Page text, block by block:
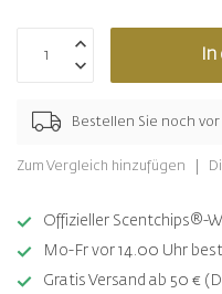
Bestellen Sie noch vor
Zum Vergleich hinzufügen
Offizieller Scentchips®-
Mo-Fr vor 14.00 Uhr
Gratis Versand ab 50 €